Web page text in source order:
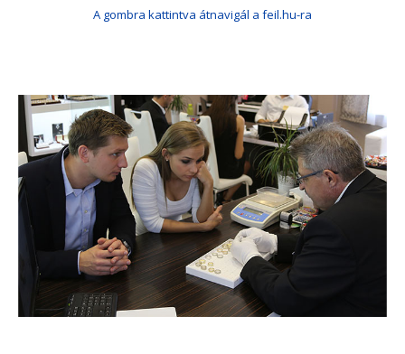
A gombra kattintva átnavigál a feil.hu-ra